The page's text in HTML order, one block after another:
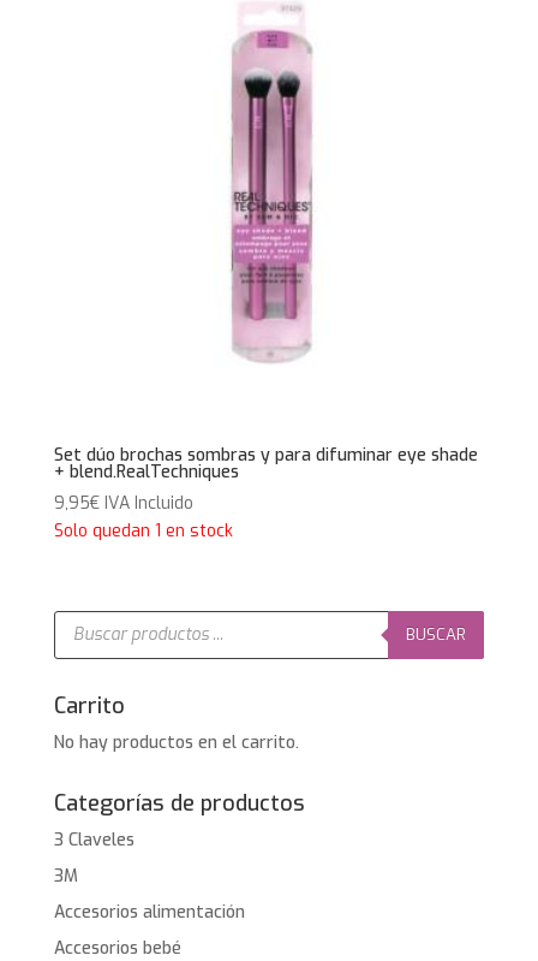
Set dúo brochas sombras y para difuminar eye shade
+ blend.RealTechniques
9,95€ IVA Incluido
Solo quedan 1 en stock
Búsqueda
productos
BUSCAR
Carrito
No hay productos en el carrito.
Categorías de productos
3 Claveles
3M
Accesorios alimentación
Accesorios bebé